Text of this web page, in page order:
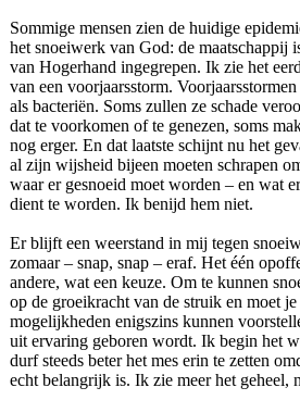
Sommige mensen zien de huidige
het snoeiwerk van God: de maatschappij
van Hogerhand ingegrepen. Ik zie het
van een voorjaarsstorm.
als bacteriën. Soms zullen ze schade
dat te voorkomen of te genezen, soms
nog erger. En dat laatste schijnt nu het
al zijn wijsheid bijeen moeten schrapen
waar er gesnoeid moet worden – en wat
dient te worden. Ik benijd hem niet.
Er blijft een weerstand in mij tegen
zomaar – snap, snap – eraf. Het één
andere, wat een keuze. Om te kunnen
op de groeikracht van de struik en moet
mogelijkheden enigszins kunnen
uit ervaring geboren wordt. Ik begin het
durf steeds beter het mes erin te zetten
echt belangrijk is. Ik zie meer het geheel,